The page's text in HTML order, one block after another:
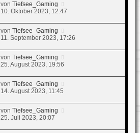
vonTiefsee_Gaming
10. Oktober 2023, 12:47
vonTiefsee_Gaming
11. September 2023, 17:26
vonTiefsee_Gaming
25. August 2023, 19:56
vonTiefsee_Gaming
14. August 2023, 11:45
vonTiefsee_Gaming
25. Juli 2023, 20:07